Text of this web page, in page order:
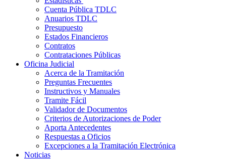
Cuenta Pública TDLC
Anuarios TDLC
Presupuesto
Estados Financieros
Contratos
Contrataciones Públicas
Oficina Judicial
Acerca de la Tramitación
Preguntas Frecuentes
Instructivos y Manuales
Tramite Fácil
Validador de Documentos
Criterios de Autorizaciones de Poder
Aporta Antecedentes
Respuestas a Oficios
Excepciones a la Tramitación Electrónica
Noticias